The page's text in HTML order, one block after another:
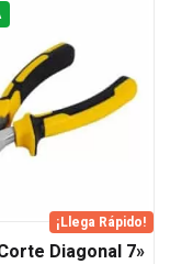
¡Llega Rápido!
Diagonal 7»